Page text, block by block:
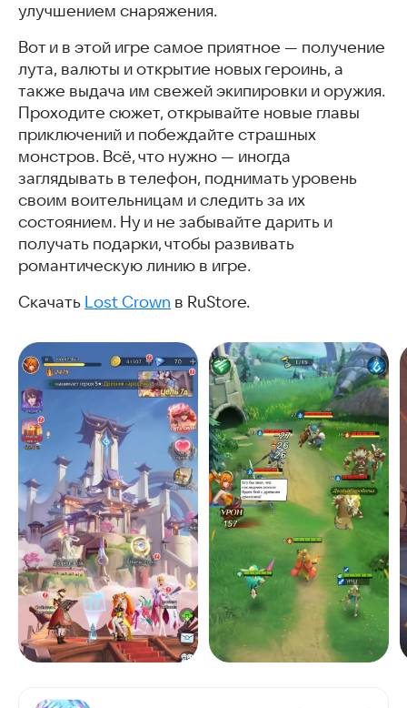
улучшением снаряжения.
Вот и в этой игре самое приятное — получение
лута, валюты и открытие новых героинь, а
также выдача им свежей экипировки и оружия.
Проходите сюжет, открывайте новые главы
приключений и побеждайте страшных
монстров. Всё, что нужно — иногда
заглядывать в телефон, поднимать уровень
своим воительницам и следить за их
состоянием. Ну и не забывайте дарить и
получать подарки, чтобы развивать
романтическую линию в игре.
Скачать Lost Crown в RuStore.